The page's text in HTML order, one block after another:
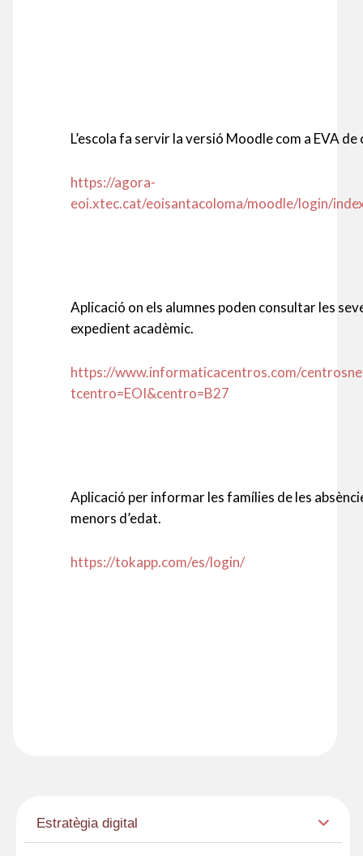
Estratègia digital
L’escola fa servir la versió Moodle com a EVA de
https://agora-
eoi.xtec.cat/eoisantacoloma/moodle/login/
Aplicació on els alumnes poden consultar les
expedient acadèmic.
https://www.informaticacentros.com/
tcentro=EOI&centro=B27
Aplicació per informar les famílies de les
menors d’edat.
https://tokapp.com/es/login/